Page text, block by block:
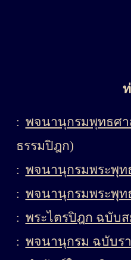
: พจนานุกรมพุทธศา
ธรรมปิฎก)
: พจนานุกรมพระพุท
: พจนานุกรมพระพุท
: พระไตรปิฎก ฉบับ
: พจนานุกรม ฉบับ